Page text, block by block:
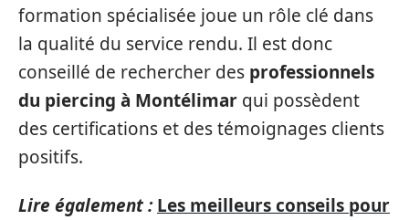
formation spécialisée joue un rôle clé dans
la qualité du service rendu. Il est donc
conseillé de rechercher des professionnels
du piercing à Montélimar qui possèdent
des certifications et des témoignages clients
positifs.
Lire également : Les meilleurs conseils pour